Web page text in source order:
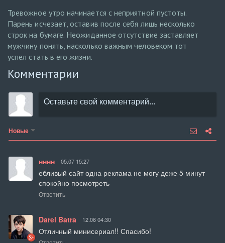
Тревожное утро начинается с неприятной пустоты.
Парень исчезает, оставив после себя лишь несколько
строк на бумаге. Неожиданное отсутствие заставляет
мужчину понять, насколько важным человеком тот
успел стать в его жизни.
Комментарии
Новые
нннн 05.07 15:27
ебливый сайт одна реклама не могу деже 5 минут
спокойно посмотреть
Ответить
Darel Batra 12.06 04:30
Отличный минисериал!! Спасибо!